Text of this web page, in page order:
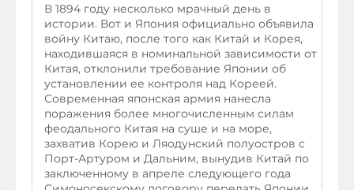
В 1894 году несколько мрачный день в
истории. Вот и Япония официально объявила
войну Китаю, после того как Китай и Корея,
находившаяся в номинальной зависимости от
Китая, отклонили требование Японии об
установлении ее контроля над Кореей.
Современная японская армия нанесла
поражения более многочисленным силам
феодального Китая на суше и на море,
захватив Корею и Ляодунский полуостров с
Порт-Артуром и Дальним, вынудив Китай по
заключенному в апреле следующего года